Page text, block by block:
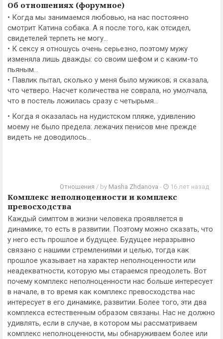
Об отношениях (форумное)
• Когда мы занимаемся любовью, на нас постоянно
смотрит Катина собака. А я после того, как отсидел,
свидетелей терпеть не могу...
• К сексу я отношусь очень серьезно, поэтому мужу
изменяла лишь дважды: со своим шефом и с каким-то
пьяным...
• Павлик пытал, сколько у меня было мужиков; я сказала,
что четверо. Насчет количества не соврала, но умолчала,
что в постель ложилась сразу с четырьмя...
• Когда я оказалась на нудистском пляже, удивлению
моему не было предела: лежачих пенисов мне прежде
видеть не доводилось...
Отношения / by Masha Zhdanova - 16 лет назад
Комплекс неполноценности и комплекс
превосходства
Каждый симптом в жизни человека проявляется в
динамике, то есть в развитии. Поэтому можно сказать, что
у него есть прошлое и будущее. Будущее неразрывно
связано с нашими стремлениями и целью, тогда как
прошлое указывает на характер неполноценности или
неадекватности, которую мы стараемся преодолеть. Вот
почему комплекс неполноценности нас больше интересует
в начале, в то время как комплекс превосходства нас
интересует в его динамике, развитии. Более того, эти два
комплекса естественным образом связаны. Нас не должно
удивлять, если в случае, в котором мы рассматриваем
комплекс неполноценности, мы обнаруживаем более или